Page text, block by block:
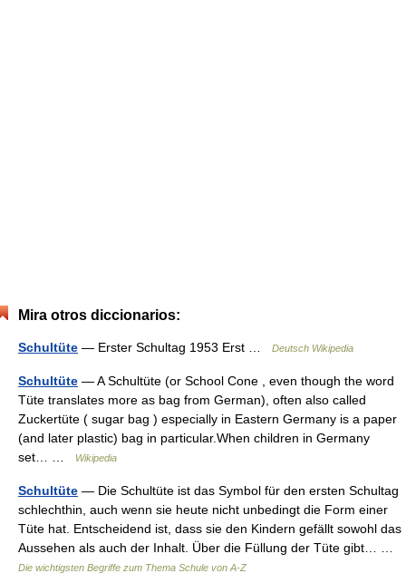
Mira otros diccionarios:
Schultüte — Erster Schultag 1953 Erst … Deutsch Wikipedia
Schultüte — A Schultüte (or School Cone , even though the word
Tüte translates more as bag from German), often also called
Zuckertüte ( sugar bag ) especially in Eastern Germany is a paper
(and later plastic) bag in particular.When children in Germany
set… …
Wikipedia
Schultüte — Die Schultüte ist das Symbol für den ersten Schultag
schlechthin, auch wenn sie heute nicht unbedingt die Form einer
Tüte hat. Entscheidend ist, dass sie den Kindern gefällt sowohl das
Aussehen als auch der Inhalt. Über die Füllung der Tüte gibt… …
Die wichtigsten Begriffe zum Thema Schule von A-Z